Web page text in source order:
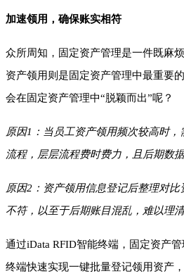
加速领用，确保账实相符
众所周知，固定资产管理是一件既麻
资产领用则是固定资产管理中最重要
会在固定资产管理中“脱颖而出”呢？
原因1：当员工资产领用频次较高时
流程，层层流程费时费力，且后期数
原因2：资产领用信息登记后整理对
不符，以至于后期账目混乱，难以理清
通过iData RFID智能终端，固定资产
终端快速实现一键批量登记领用资产